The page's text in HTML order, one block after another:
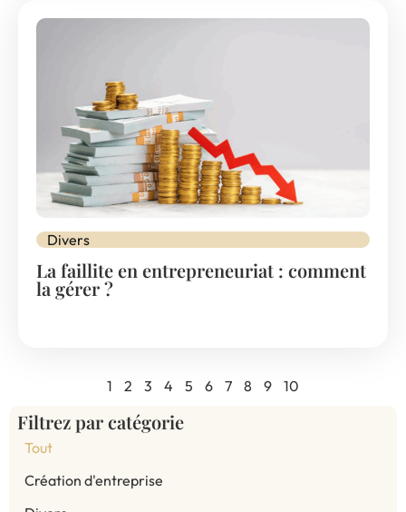
Divers
La faillite en entrepreneuriat : comment
la gérer ?
1 2 3 4 5 6 7 8 9 10
Filtrez par catégorie
Création d'entreprise
Tout